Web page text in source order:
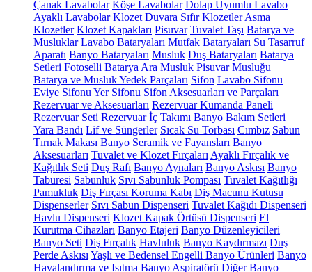
Çanak Lavabolar Köşe Lavabolar Dolap Uyumlu Lavabo
Ayaklı Lavabolar Klozet Duvara Sıfır Klozetler Asma
Klozetler Klozet Kapakları Pisuvar Tuvalet Taşı Batarya ve
Musluklar Lavabo Bataryaları Mutfak Bataryaları Su Tasarruf
Aparatı Banyo Bataryaları Musluk Duş Bataryaları Batarya
Setleri Fotoselli Batarya Ara Musluk Pisuvar Musluğu
Batarya ve Musluk Yedek Parçaları Sifon Lavabo Sifonu
Eviye Sifonu Yer Sifonu Sifon Aksesuarları ve Parçaları
Rezervuar ve Aksesuarları Rezervuar Kumanda Paneli
Rezervuar Seti Rezervuar İç Takımı Banyo Bakım Setleri
Yara Bandı Lif ve Süngerler Sıcak Su Torbası Cımbız Sabun
Tırnak Makası Banyo Seramik ve Fayansları Banyo
Aksesuarları Tuvalet ve Klozet Fırçaları Ayaklı Fırçalık ve
Kağıtlık Seti Duş Rafı Banyo Aynaları Banyo Askısı Banyo
Taburesi Sabunluk Sıvı Sabunluk Pompası Tuvalet Kağıtlığı
Pamukluk Diş Fırçası Koruma Kabı Diş Macunu Kutusu
Dispenserler Sıvı Sabun Dispenseri Tuvalet Kağıdı Dispenseri
Havlu Dispenseri Klozet Kapak Örtüsü Dispenseri El
Kurutma Cihazları Banyo Etajeri Banyo Düzenleyicileri
Banyo Seti Diş Fırçalık Havluluk Banyo Kaydırmazı Duş
Perde Askısı Yaşlı ve Bedensel Engelli Banyo Ürünleri Banyo
Havalandırma ve Isıtma Banyo Aspiratörü Diğer Banyo